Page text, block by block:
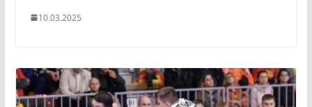
10.03.2025